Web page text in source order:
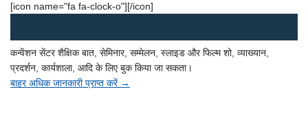
[icon name="fa fa-clock-o"][/icon]
कन्वेंशन सेंटर शैक्षिक बात, सेमिनार, सम्मेलन, स्लाइड और फिल्म शो, व्याख्यान,
प्रदर्शन, कार्यशाला, आदि के लिए बुक किया जा सकता।
बाहर अधिक जानकारी प्राप्त करें →